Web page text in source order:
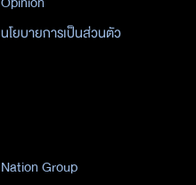
นโยบายการเป็นส่วนตัว
Nation Group